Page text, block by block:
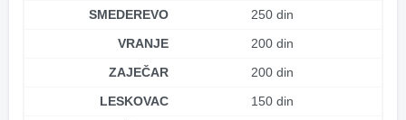
SMEDEREVO
250 din
VRANJE
200 din
ZAJEČAR
200 din
LESKOVAC
150 din